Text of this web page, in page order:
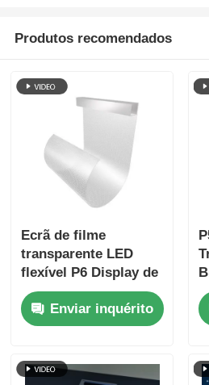
Produtos recomendados
Ecrã de filme
transparente LED
flexível P6 Display de
vidro ultrafino para
publicidade de venda
a retalho
Enviar inquérito